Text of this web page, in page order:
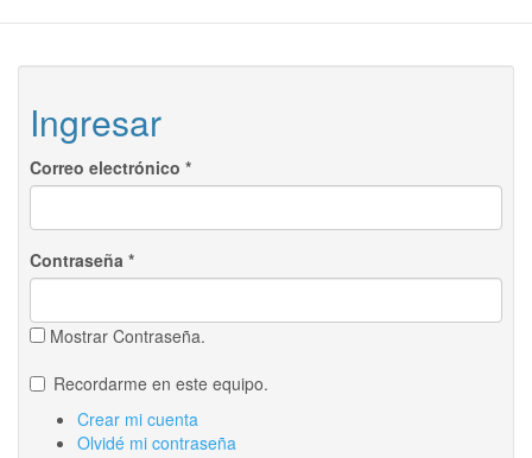
Ingresar
Correo electrónico *
Contraseña *
Mostrar Contraseña.
Recordarme en este equipo.
Crear mi cuenta
Olvidé mi contraseña